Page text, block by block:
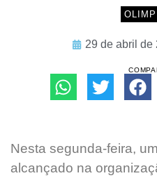
29 de abril de
Nesta segunda-feira,
alcançado na